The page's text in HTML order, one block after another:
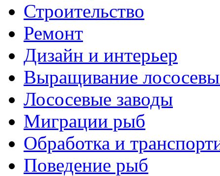
Строительство
Ремонт
Дизайн и интерьер
Выращивание
Лососевые заводы
Миграции рыб
Обработка и
Поведение рыб